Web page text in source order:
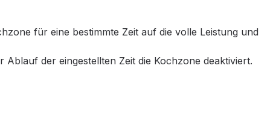
für eine bestimmte Zeit auf die volle Leistung und
der eingestellten Zeit die Kochzone deaktiviert.